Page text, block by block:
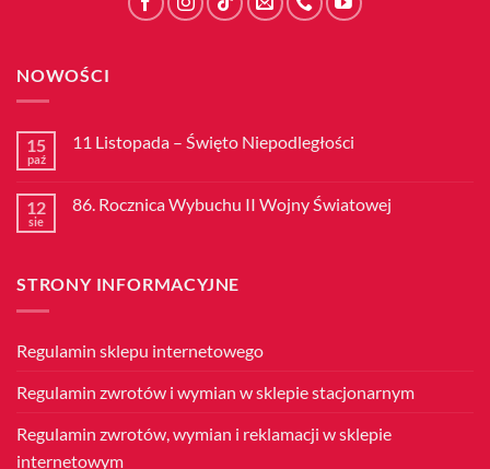
NOWOŚCI
15
paź
11 Listopada – Święto Niepodległości
11
12
sie
86. Rocznica Wybuchu II Wojny Światowej
Rocznica
STRONY INFORMACYJNE
Regulamin sklepu internetowego
Regulamin zwrotów i wymian w sklepie stacjonarnym
Regulamin zwrotów, wymian i reklamacji w sklepie
internetowym